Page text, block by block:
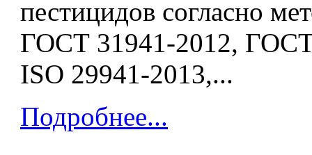
пестицидов согласно
ГОСТ 31941-2012,
ISO 29941-2013,...
Подробнее...